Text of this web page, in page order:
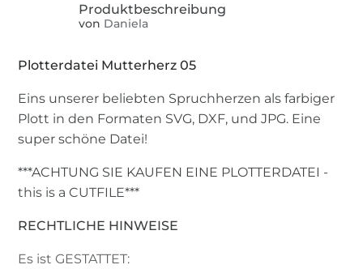
von Daniela
Plotterdatei Mutterherz 05
Eins unserer beliebten Spruchherzen als farbiger
Plott in den Formaten SVG, DXF, und JPG. Eine
super schöne Datei!
***ACHTUNG SIE KAUFEN EINE PLOTTERDATEI -
this is a CUTFILE***
RECHTLICHE HINWEISE
Es ist GESTATTET: